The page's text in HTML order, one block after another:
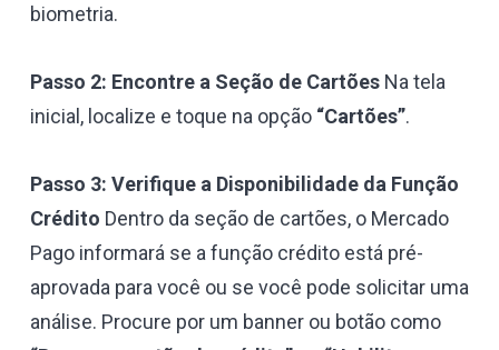
biometria.
Passo 2: Encontre a Seção de Cartões Na tela
inicial, localize e toque na opção “Cartões”.
Passo 3: Verifique a Disponibilidade da Função
Crédito Dentro da seção de cartões, o Mercado
Pago informará se a função crédito está pré-
aprovada para você ou se você pode solicitar uma
análise. Procure por um banner ou botão como